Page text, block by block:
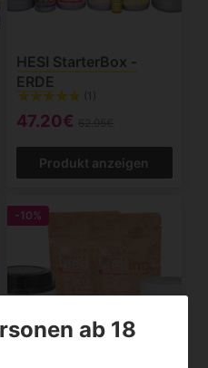
HESI StarterBox -
ERDE
(1)
47.20€
Produkt anzeigen
-10%
ab 18